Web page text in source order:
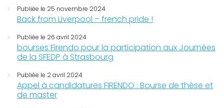
Publiée le 25 novembre 2024
Back from Liverpool – french pride !
Publiée le 26 avril 2024
bourses Firendo pour la participation aux Journées
de la SFEDP à Strasbourg
Publiée le 2 avril 2024
Appel à candidatures FIRENDO : Bourse de thèse et
de master